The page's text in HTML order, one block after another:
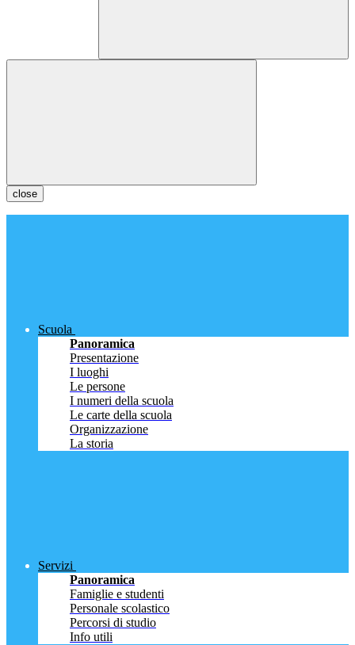
close
Scuola
Panoramica
Presentazione
I luoghi
Le persone
I numeri della scuola
Le carte della scuola
Organizzazione
La storia
Servizi
Panoramica
Famiglie e studenti
Personale scolastico
Percorsi di studio
Info utili